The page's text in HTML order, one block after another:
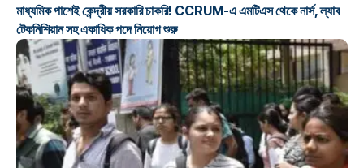
মাধ্যমিক পাশেই কেন্দ্রীয় সরকারি চাকরি! CCRUM-এ এমটিএস থেকে নার্স, ল্যাব
টেকনিশিয়ান সহ একাধিক পদে নিয়োগ শুরু